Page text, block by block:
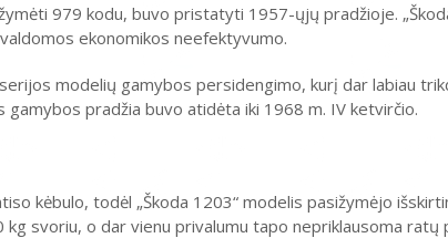
979 kodu, buvo pristatyti 1957-ųjų pradžioje.
ekonomikos neefektyvumo.
modelių gamybos persidengimo, kurį dar labiau
pradžia buvo atidėta iki 1968 m. IV ketvirčio.
kėbulo, todėl „Škoda 1203“ modelis pasižymėjo
svoriu, o dar vienu privalumu tapo nepriklausoma ratų